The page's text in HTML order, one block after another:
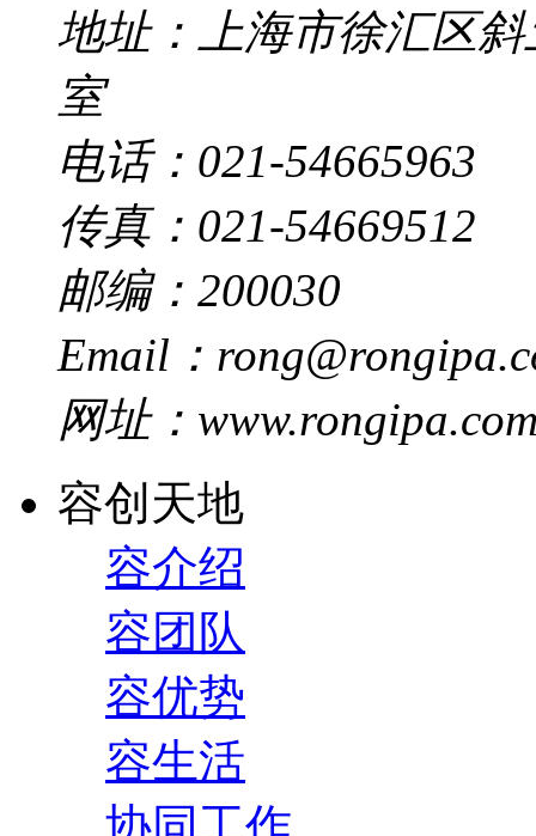
地址：上海市徐汇区斜
室
电话：021-54665963
传真：021-54669512
邮编：200030
Email：
网址：
容创天地
容介绍
容团队
容优势
容生活
协同工作